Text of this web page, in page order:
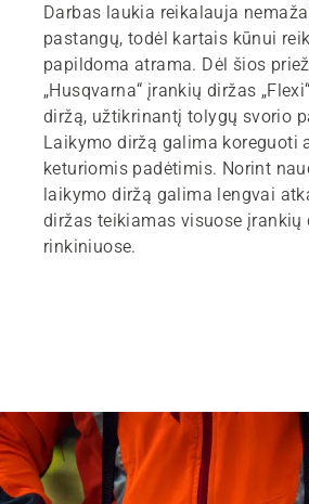
Darbas laukia reikalauja
pastangų, todėl kartais kūnui
papildoma atrama. Dėl šios
„Husqvarna“ įrankių diržas
diržą, užtikrinantį tolygų svorio
Laikymo diržą galima koreguoti
keturiomis padėtimis. Norint
laikymo diržą galima lengvai
diržas teikiamas visuose įrankių
rinkiniuose.